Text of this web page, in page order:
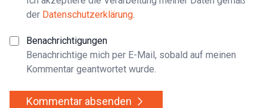
der Datenschutzerklärung
Benachrichtigungen
Benachrichtige mich per E-Mail, sobald auf meinen
Kommentar geantwortet wurde.
Kommentar absenden